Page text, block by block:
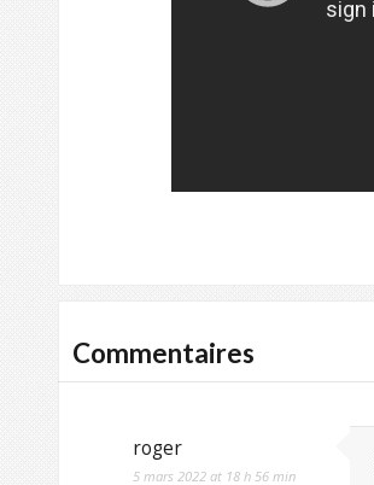
Commentaires
roger
5 mars 2022 at 18 h 56 min